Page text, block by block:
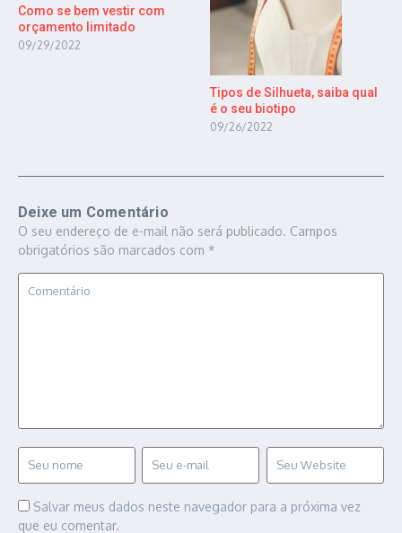
Como se bem vestir com
orçamento limitado
09/29/2022
Tipos de Silhueta, saiba qual
é o seu biotipo
09/26/2022
Deixe um Comentário
O seu endereço de e-mail não será publicado. Campos
obrigatórios são marcados com *
Salvar meus dados neste navegador para a próxima vez
que eu comentar.